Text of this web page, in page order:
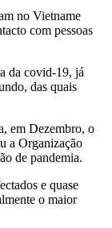
no Vietname
com pessoas
da covid-19, já
das quais
em Dezembro, o
a Organização
de pandemia.
e quase
o maior